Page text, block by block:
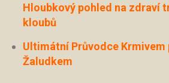
Hloubkový pohled na zdraví
kloubů
Ultimátní Průvodce Krmivem
Žaludkem